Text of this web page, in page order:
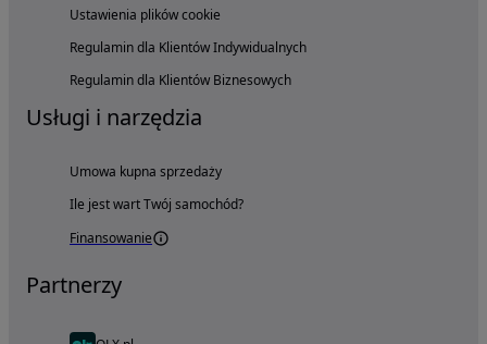
Ustawienia plików cookie
Regulamin dla Klientów Indywidualnych
Regulamin dla Klientów Biznesowych
Usługi i narzędzia
Umowa kupna sprzedaży
Ile jest wart Twój samochód?
Finansowanie
Partnerzy